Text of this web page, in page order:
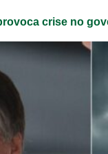
crise no